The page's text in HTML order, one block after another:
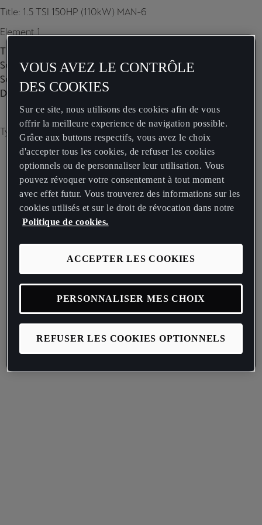
Title: 1.5 TSI 150HP (110kW) MAN-6
Element 1
Title:
Subtitle:
Subtitle 2:
Description:
Type of image: carousel
VOUS AVEZ LE CONTRÔLE
DES COOKIES
Sur ce site, nous utilisons des cookies afin de vous
offrir la meilleure experience de navigation possible.
Grâce aux buttons respectifs, vous avez le choix
d'accepter tous les cookies, de refuser les cookies
optionnels ou de personnaliser leur utilisation. Vous
pouvez révoquer votre consentement à tout moment
avec effet futur. Vous trouverez des informations sur les
cookies utilisés et sur le droit de révocation dans notre
Politique de cookies.
REFUSER LES COOKIES OPTIONNELS
ACCEPTER LES COOKIES
PERSONNALISER MES CHOIX